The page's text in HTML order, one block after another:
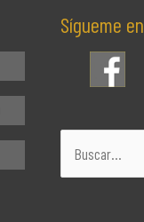
Sígueme en
Buscar
por: